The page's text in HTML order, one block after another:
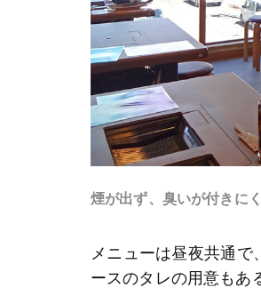
煙が出ず、臭いが付きに
メニューは昼夜共通で
ースのタレの用意もあ